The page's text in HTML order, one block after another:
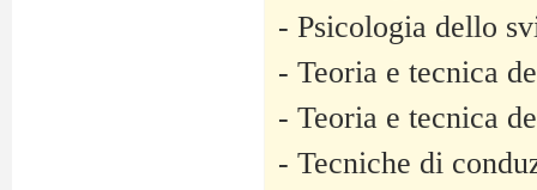
- Psicologia dello
- Teoria e tecnica
- Teoria e tecnica
- Tecniche di